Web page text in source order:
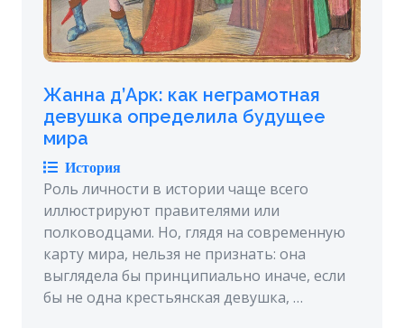
Жанна д’Арк: как неграмотная
девушка определила будущее
мира
История
Роль личности в истории чаще всего
иллюстрируют правителями или
полководцами. Но, глядя на современную
карту мира, нельзя не признать: она
выглядела бы принципиально иначе, если
бы не одна крестьянская девушка, …